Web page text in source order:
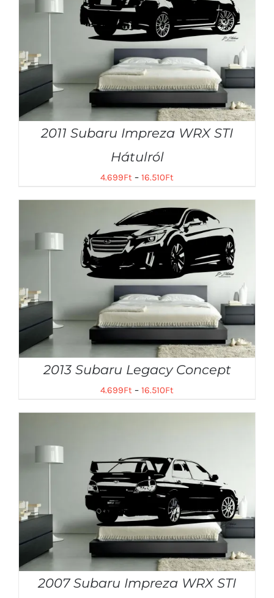
2011 Subaru Impreza WRX STI
Hátulról
4.699Ft – 16.510Ft
2013 Subaru Legacy Concept
4.699Ft – 16.510Ft
2007 Subaru Impreza WRX STI